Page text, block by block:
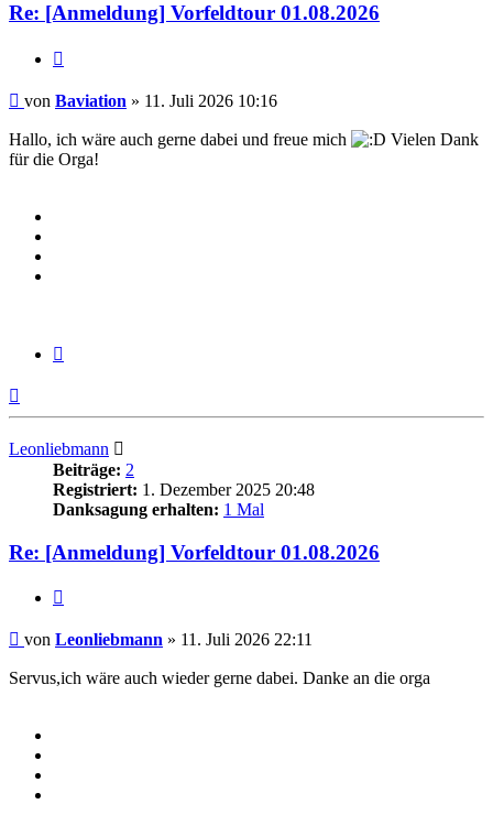
Re: [Anmeldung] Vorfeldtour 01.08.2026
Beitrag
von Baviation » 11. Juli 2026 10:16
Hallo, ich wäre auch gerne dabei und freue mich
Vielen Dank
für die Orga!
Leonliebmann
Beiträge: 2
Registriert: 1. Dezember 2025 20:48
Danksagung erhalten: 1 Mal
Re: [Anmeldung] Vorfeldtour 01.08.2026
Beitrag
von Leonliebmann » 11. Juli 2026 22:11
Servus,ich wäre auch wieder gerne dabei. Danke an die orga